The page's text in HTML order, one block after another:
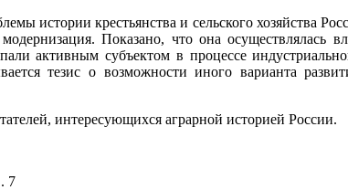
истории крестьянства и сельского хозяйства
Показано, что она
активным субъектом в процессе
тезис о возможности иного варианта
интересующихся аграрной историей России.
7